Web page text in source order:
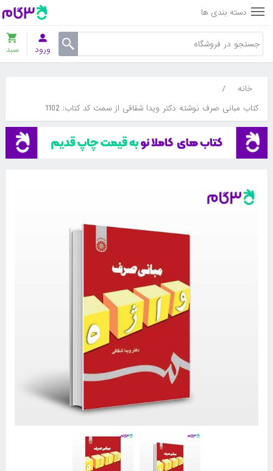
دسته بندی ها
ورود سبد
خانه
/
کتاب مبانی صرف نوشته دکتر ویدا شقاقی از سمت کد کتاب: 1102